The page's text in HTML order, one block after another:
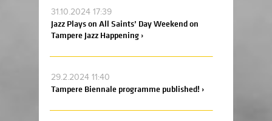
31.10.2024 17:39
Jazz Plays on All Saints’ Day Weekend on
Tampere Jazz Happening ›
29.2.2024 11:40
Tampere Biennale programme published! ›